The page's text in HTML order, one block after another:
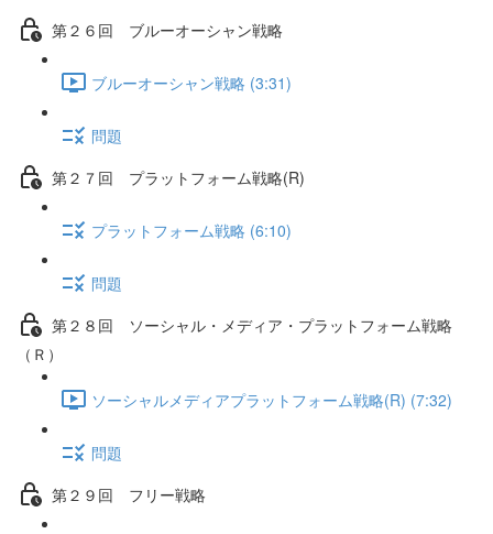
第２６回 ブルーオーシャン戦略
ブルーオーシャン戦略 (3:31)
問題
第２７回 プラットフォーム戦略(R)
プラットフォーム戦略 (6:10)
問題
第２８回 ソーシャル・メディア・プラットフォーム戦略
（Ｒ）
ソーシャルメディアプラットフォーム戦略(R) (7:32)
問題
第２９回 フリー戦略